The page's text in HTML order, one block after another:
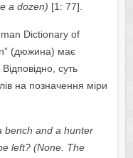
е а dоzеn) [1: 77].
Dictiоnаrу оf
(дюжина) має
суть
на позначення міри
bеnch аndа huntеr
е lеft? (Nоnе. Thе